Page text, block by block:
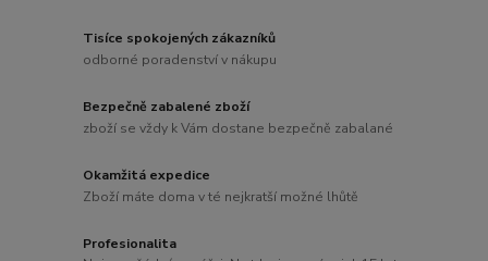
Tisíce spokojených zákazníků
odborné poradenství v nákupu
Bezpečně zabalené zboží
zboží se vždy k Vám dostane bezpečně zabalané
Okamžitá expedice
Zboží máte doma v té nejkratší možné lhůtě
Profesionalita